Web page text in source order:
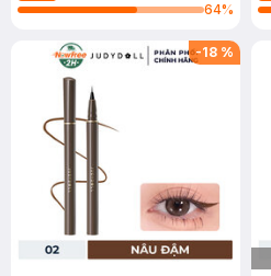
64%
-18 %